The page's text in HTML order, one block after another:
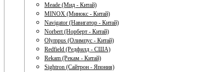
Meade (Мид - Китай)
MINOX (Минокс - Китай)
Navigator (Навигатор - Китай)
Norbert (Норберт - Китай)
Olympus (Олимпус - Китай)
Redfield (Редфилд - США)
Rekam (Рекам - Китай)
Sightron (Сайтрон - Япония)